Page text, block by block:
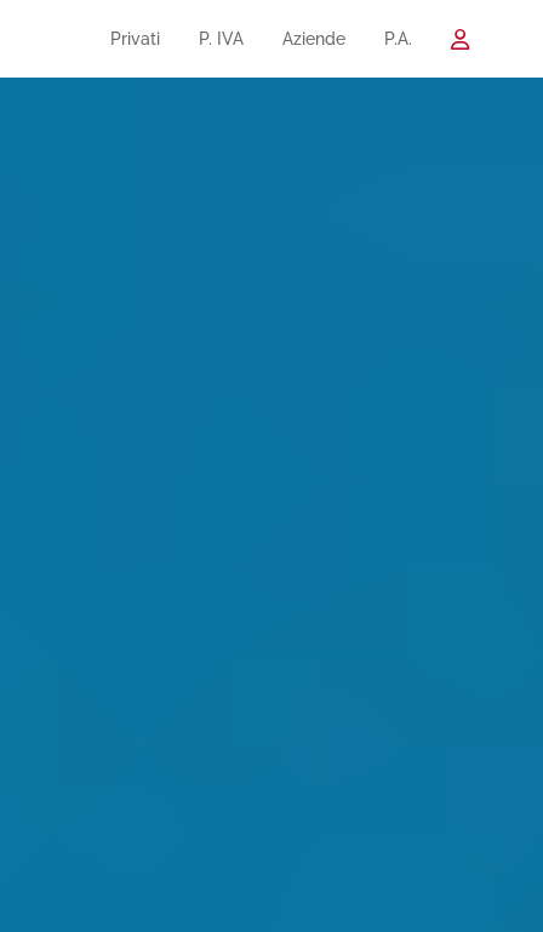
Privati P. IVA Aziende P.A.